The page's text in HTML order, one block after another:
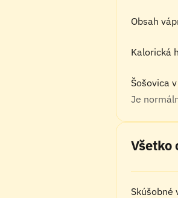
Obsah
Kalorická
Šošovica
Je
Všetko
Skúšobné